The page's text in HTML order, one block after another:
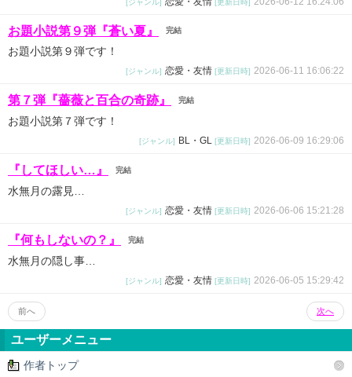
お題小説第９弾『蒼い夏』 完結
お題小説第９弾です！
[ジャンル] 恋愛・友情 [更新日時] 2026-06-11 16:06:22
第７弾『薔薇と百合の奇跡』 完結
お題小説第７弾です！
[ジャンル] BL・GL [更新日時] 2026-06-09 16:29:06
『してほしい…』 完結
水無月の露見…
[ジャンル] 恋愛・友情 [更新日時] 2026-06-06 15:21:28
『何もしないの？』 完結
水無月の隠し事…
[ジャンル] 恋愛・友情 [更新日時] 2026-06-05 15:29:42
前へ 次へ
ユーザーメニュー
作者トップ